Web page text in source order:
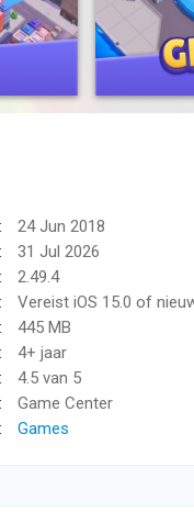
players.
- just swipe and glide.
- swallow, smash, and
Download Hole.io now
Review our
www.apple.com/legal/
voor iPhone, iPad en
vanaf4 jaar.
24 Jun 2018
31 Jul 2026
2.49.4
Vereist iOS 15.0 of
445 MB
4+ jaar
4.5 van 5
Game Center
Games